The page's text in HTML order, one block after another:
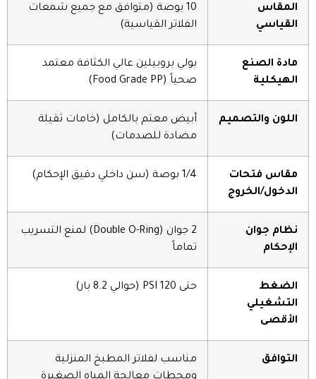
المقاس
القياسي
10 بوصة (متوافق مع جميع شمعات
الفلاتر القياسية)
مادة الصنع
الهيكلية
بولي بروبيلين عالي الكثافة معتمد
صحياً (Food Grade PP)
اللون والتصميم
أبيض معتم بالكامل (خامات ثقيلة
مضادة للصدمات)
مقاس فتحات
الدخول/الخروج
1/4 بوصة (سن داخلي دقيق الإحكام)
نظام جوان
الإحكام
2 جوان (Double O-Ring) لمنع التسريب
تماماً
الضغط
التشغيلي
الأقصى
حتى 120 PSI (حوالي 8.2 بار)
التوافق
مناسب لفلاتر المطبخ المنزلية